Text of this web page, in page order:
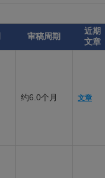
审稿周期
近期
文章
约6.0个月 文章